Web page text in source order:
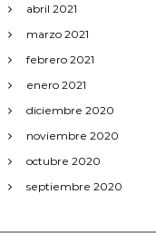
d
a
s
abril 2021
marzo 2021
febrero 2021
enero 2021
diciembre 2020
noviembre 2020
octubre 2020
septiembre 2020